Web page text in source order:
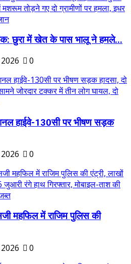
छुरा में खेत के पास भालू ने हमले...
0
हाईवे-130सी पर भीषण सड़क
0
महफिल में राजिम पुलिस की
0